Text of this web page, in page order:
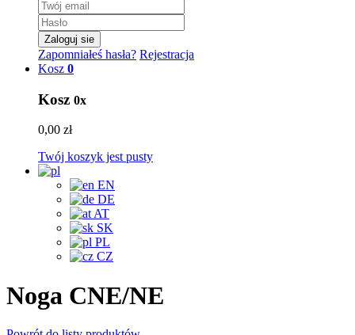
Zaloguj sie
Zapomniałeś hasła? Rejestracja
Kosz 0
Kosz 0x
0,00 zł
Twój koszyk jest pusty
EN
DE
AT
SK
PL
CZ
Noga CNE/NE